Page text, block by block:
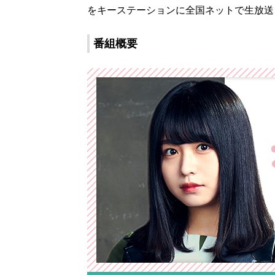
をキーステーションに全国ネットで生放
番組概要